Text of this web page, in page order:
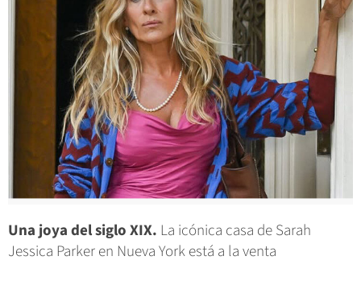
Una joya del siglo XIX. La icónica casa de Sarah
Jessica Parker en Nueva York está a la venta